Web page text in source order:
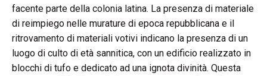
facente parte della colonia latina. La presenza di materiale
di reimpiego nelle murature di epoca repubblicana e il
ritrovamento di materiali votivi indicano la presenza di un
luogo di culto di età sannitica, con un edificio realizzato in
blocchi di tufo e dedicato ad una ignota divinità. Questa